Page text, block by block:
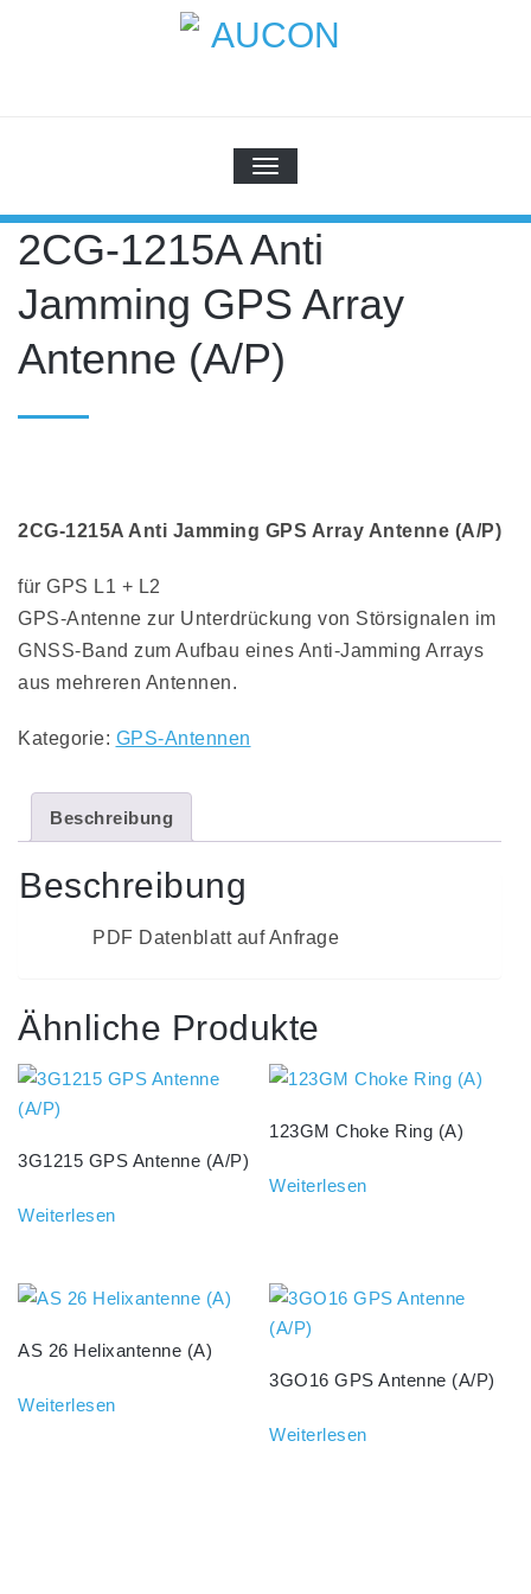
SCHALTE NAVIGATION
2CG-1215A Anti
Jamming GPS Array
Antenne (A/P)
2CG-1215A Anti Jamming GPS Array Antenne (A/P)
für GPS L1 + L2
GPS-Antenne zur Unterdrückung von Störsignalen im
GNSS-Band zum Aufbau eines Anti-Jamming Arrays
aus mehreren Antennen.
Kategorie: GPS-Antennen
Beschreibung
Beschreibung
PDF Datenblatt auf Anfrage
Ähnliche Produkte
3G1215 GPS Antenne (A/P)
Weiterlesen
123GM Choke Ring (A)
Weiterlesen
AS 26 Helixantenne (A)
Weiterlesen
3GO16 GPS Antenne (A/P)
Weiterlesen